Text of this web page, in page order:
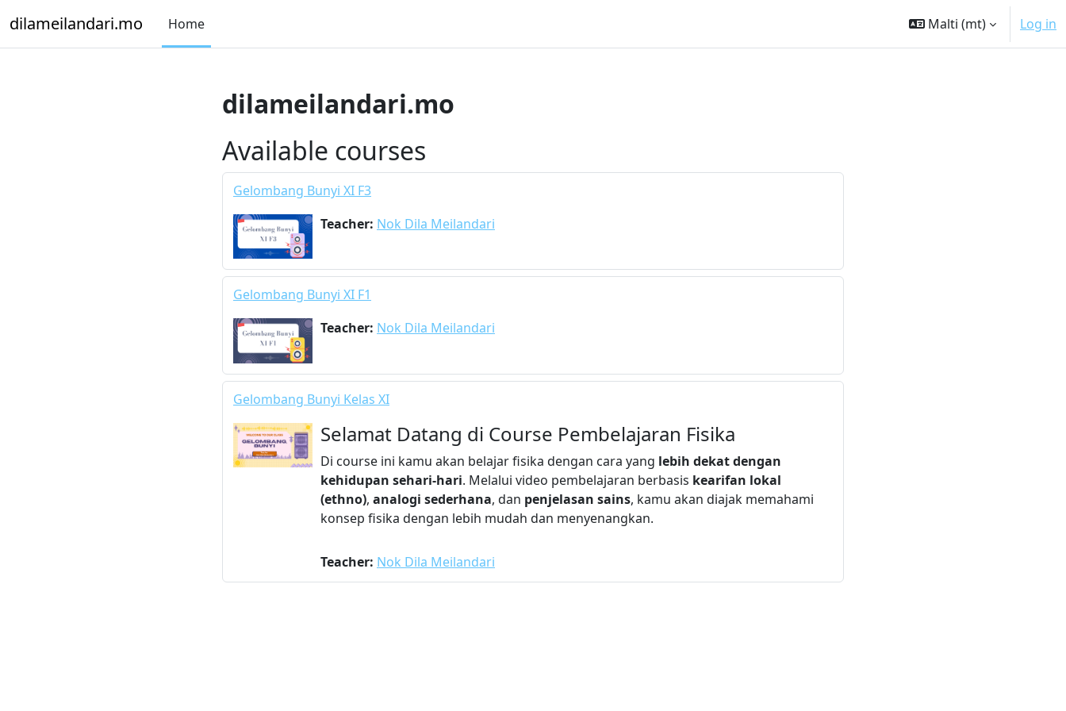
dilameilandari.mo Home Malti ‎(mt)‎ Log in
dilameilandari.mo
Available courses
Gelombang Bunyi XI F3
Teacher: Nok Dila Meilandari
Gelombang Bunyi XI F1
Teacher: Nok Dila Meilandari
Gelombang Bunyi Kelas XI
Selamat Datang di Course Pembelajaran Fisika
Di course ini kamu akan belajar fisika dengan cara yang lebih dekat dengan
kehidupan sehari-hari. Melalui video pembelajaran berbasis kearifan lokal
(ethno), analogi sederhana, dan penjelasan sains, kamu akan diajak memahami
konsep fisika dengan lebih mudah dan menyenangkan.
Teacher: Nok Dila Meilandari